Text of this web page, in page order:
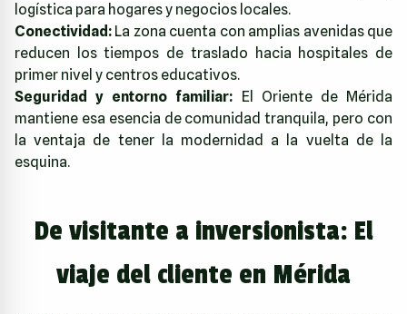
logística para hogares y negocios locales.
Conectividad: La zona cuenta con amplias avenidas que
reducen los tiempos de traslado hacia hospitales de
primer nivel y centros educativos.
Seguridad y entorno familiar: El Oriente de Mérida
mantiene esa esencia de comunidad tranquila, pero con
la ventaja de tener la modernidad a la vuelta de la
esquina.
De visitante a inversionista: El
viaje del cliente en Mérida